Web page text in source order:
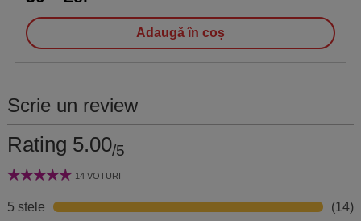
Adaugă în coș
Scrie un review
Rating 5.00/5
14 VOTURI
5 stele
(14)